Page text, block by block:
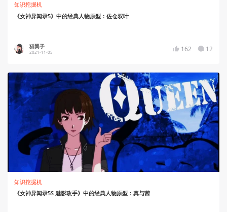
知识挖掘机
《女神异闻录5》中的经典人物原型：佐仓双叶
猫翼子
2021-11-05 162 12
知识挖掘机
《女神异闻录5S 魅影攻手》中的经典人物原型：真与茜